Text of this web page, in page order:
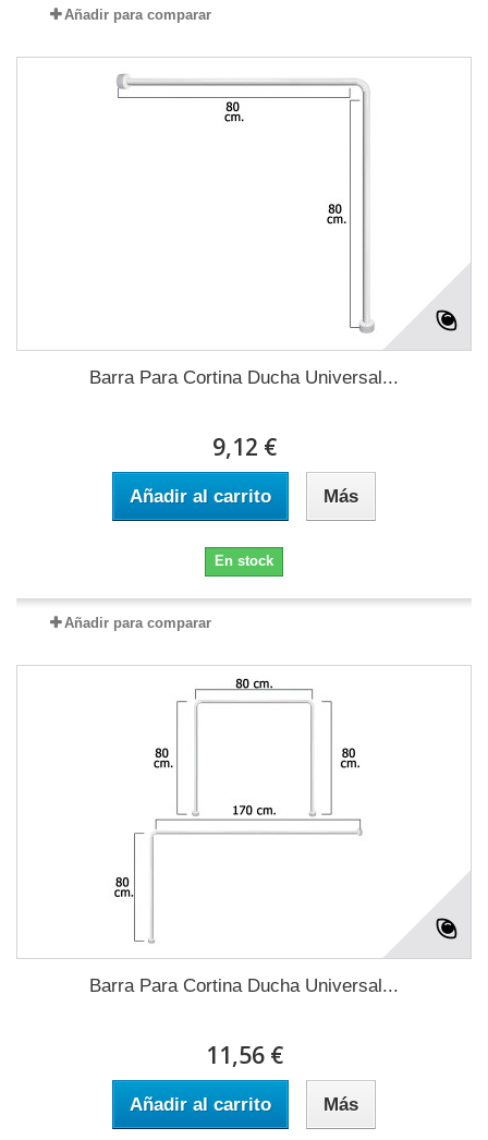
Añadir para comparar
Barra Para Cortina Ducha Universal...
9,12 €
Añadir al carrito Más
En stock
Añadir para comparar
Barra Para Cortina Ducha Universal...
11,56 €
Añadir al carrito Más